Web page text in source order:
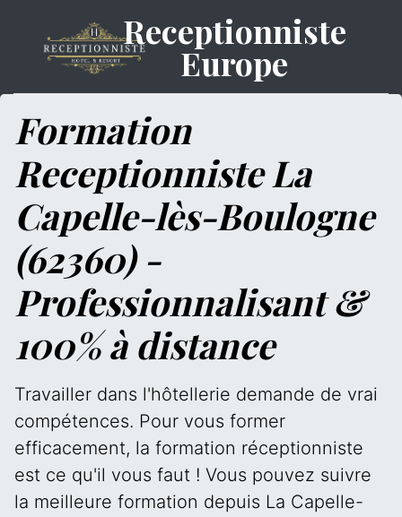
Receptionniste
Europe
Formation
Receptionniste La
Capelle-lès-Boulogne
(62360) -
Professionnalisant &
100% à distance
Travailler dans l'hôtellerie demande de vrai
compétences. Pour vous former
efficacement, la formation réceptionniste
est ce qu'il vous faut ! Vous pouvez suivre
la meilleure formation depuis La Capelle-